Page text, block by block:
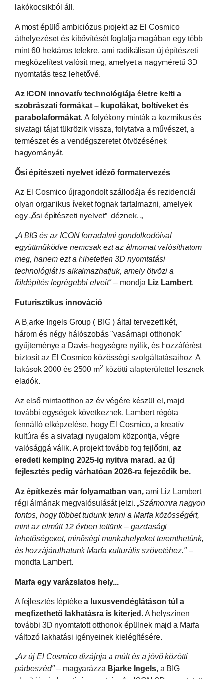
lakókocsikból áll.
A most épülő ambiciózus projekt az El Cosmico
áthelyezését és kibővítését foglalja magában egy több
mint 60 hektáros telekre, ami radikálisan új építészeti
megközelítést valósít meg, amelyet a nagyméretű 3D
nyomtatás tesz lehetővé.
Az ICON innovatív technológiája életre kelti a
szobrászati ​​formákat – kupolákat, boltíveket és
parabolaformákat. A folyékony minták a kozmikus és
sivatagi tájat tükrözik vissza, folytatva a művészet, a
természet és a vendégszeretet ötvözésének
hagyományát.
Ősi építészeti nyelvet idéző formatervezés
Az El Cosmico újragondolt szállodája és rezidenciái
olyan organikus íveket fognak tartalmazni, amelyek
egy „ősi építészeti nyelvet” idéznek. „
„A BIG és az ICON forradalmi gondolkodóival
együttműködve nemcsak ezt az álmomat valósíthatom
meg, hanem ezt a hihetetlen 3D nyomtatási
technológiát is alkalmazhatjuk, amely ötvözi a
földépítés legrégebbi elveit"– mondja Liz Lambert.
Futurisztikus innováció
A Bjarke Ingels Group ( BIG ) által tervezett két,
három és négy hálószobás "vasárnapi otthonok"
gyűjteménye a Davis-hegységre nyílik, és hozzáférést
biztosít az El Cosmico közösségi szolgáltatásaihoz. A
lakások 2000 és 2500 m2 közötti alapterülettel lesznek
eladók.
Az első mintaotthon az év végére készül el, majd
további egységek következnek. Lambert régóta
fennálló elképzelése, hogy El Cosmico, a kreatív
kultúra és a sivatagi nyugalom központja, végre
valósággá válik. A projekt tovább fog fejlődni, az
eredeti kemping 2025-ig nyitva marad, az új
fejlesztés pedig várhatóan 2026-ra fejeződik be.
Az építkezés már folyamatban van, ami Liz Lambert
régi álmának megvalósulását jelzi. „Számomra nagyon
fontos, hogy többet tudunk tenni a Marfa közösségért,
mint az elmúlt 12 évben tettünk – gazdasági
lehetőségeket, minőségi munkahelyeket teremthetünk,
és hozzájárulhatunk Marfa kulturális szövetéhez."–
mondta Lambert.
Marfa egy varázslatos hely...
A fejlesztés léptéke a luxusvendéglátáson túl a
megfizethető lakhatásra is kiterjed . A helyszínen
további 3D nyomtatott otthonok épülnek majd a Marfa
változó lakhatási igényeinek kielégítésére.
„Az új El Cosmico dizájnja a múlt és a jövő közötti
párbeszéd"– magyarázza Bjarke Ingels, a BIG